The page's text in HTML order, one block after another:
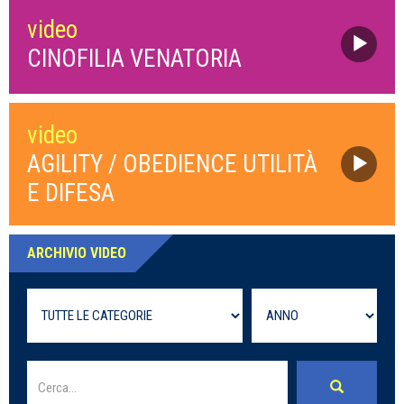
video
CINOFILIA VENATORIA
video
AGILITY / OBEDIENCE UTILITÀ
E DIFESA
ARCHIVIO VIDEO